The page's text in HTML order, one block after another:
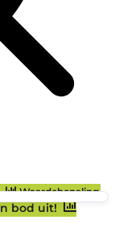
Waardebepaling
bod uit!